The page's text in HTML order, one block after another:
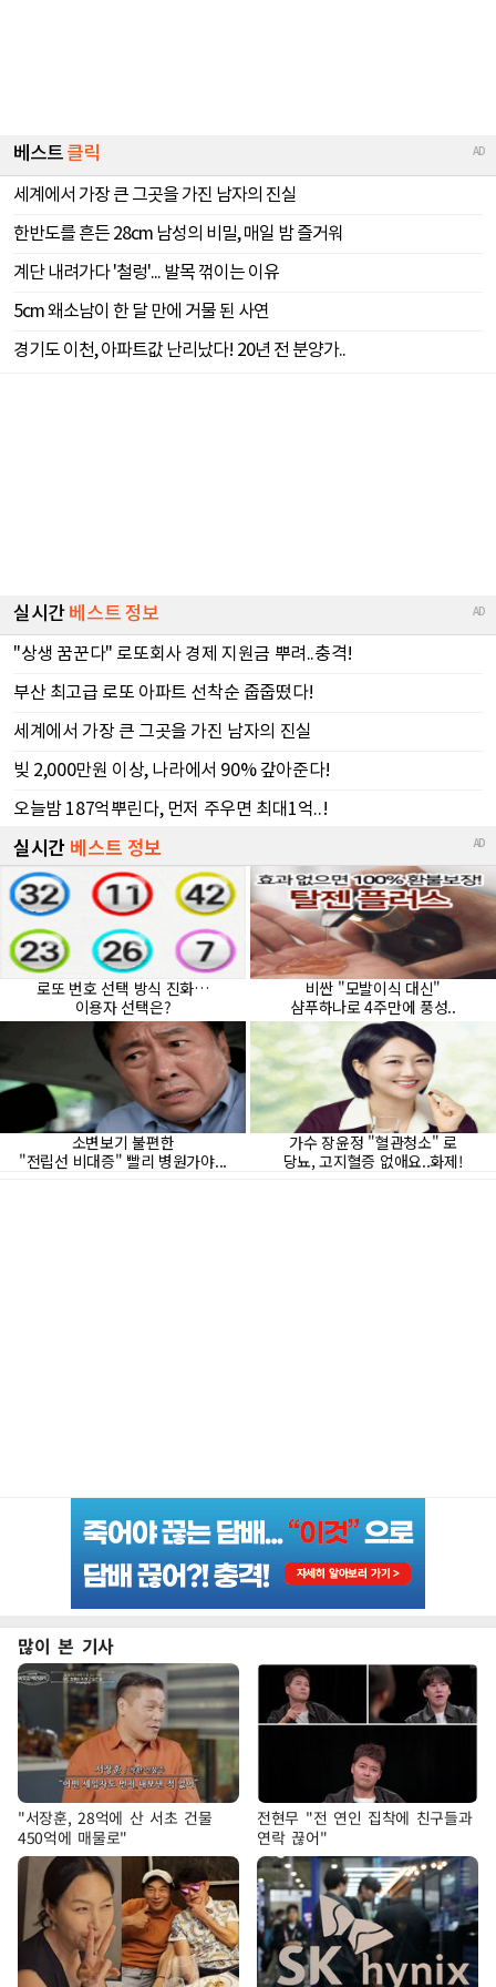
많이 본 기사
"서장훈, 28억에 산 서초 건물
450억에 매물로"
전현무 "전 연인 집착에 친구들과
연락 끊어"